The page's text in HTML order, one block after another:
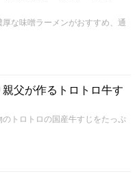
な味噌ラーメンがおすすめ、通
父が作るトロトロ牛す
トロトロの国産牛すじをたっぷ